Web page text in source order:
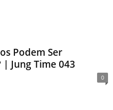
Podem Ser
Jung Time 043
0